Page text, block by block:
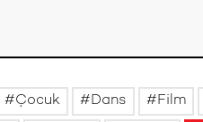
Çocuk Dans Film